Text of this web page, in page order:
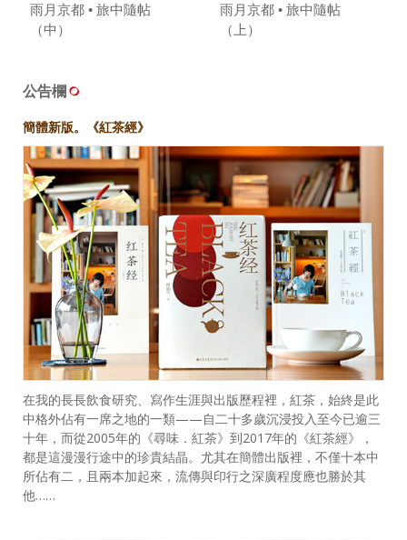
雨月京都 • 旅中隨帖
（中）
雨月京都 • 旅中隨帖
（上）
公告欄
簡體新版。《紅茶經》
在我的長長飲食研究、寫作生涯與出版歷程裡，紅茶，始終是此
中格外佔有一席之地的一類——自二十多歲沉浸投入至今已逾三
十年，而從2005年的《尋味．紅茶》到2017年的《紅茶經》，
都是這漫漫行途中的珍貴結晶。尤其在簡體出版裡，不僅十本中
所佔有二，且兩本加起來，流傳與印行之深廣程度應也勝於其
他……